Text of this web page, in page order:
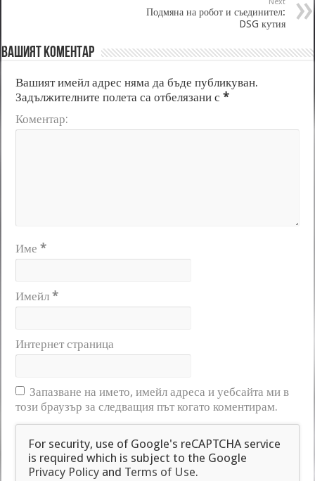
Next
Подмяна на робот и съединител:
DSG кутия
Вашият коментар
Вашият имейл адрес няма да бъде публикуван.
Задължителните полета са отбелязани с*
Коментар:
Име*
Имейл*
Интернет страница
Запазване на името, имейл адреса и уебсайта ми в
този браузър за следващия път когато коментирам.
For security, use of Google's reCAPTCHA service
is required which is subject to the Google
Privacy Policy and Terms of Use.